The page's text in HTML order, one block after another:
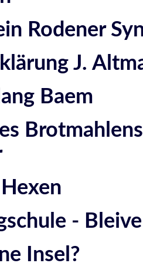
Rodener
J.
Baem
-
Insel?